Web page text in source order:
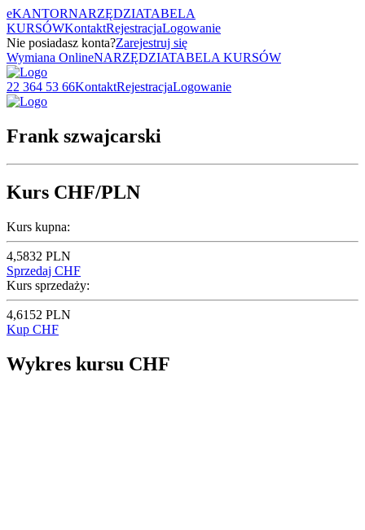
eKANTORNARZĘDZIATABELA
KURSÓWKontaktRejestracjaLogowanie
Nie posiadasz konta?Zarejestruj się
Wymiana OnlineNARZĘDZIATABELA KURSÓW
22 364 53 66KontaktRejestracjaLogowanie
Frank szwajcarski
Kurs CHF/PLN
Kurs kupna:
4,5832 PLN
Sprzedaj CHF
Kurs sprzedaży:
4,6152 PLN
Kup CHF
Wykres kursu CHF